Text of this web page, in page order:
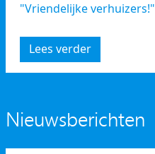
"Vriendelijke verhuizers!"
Lees verder
Nieuwsberichten